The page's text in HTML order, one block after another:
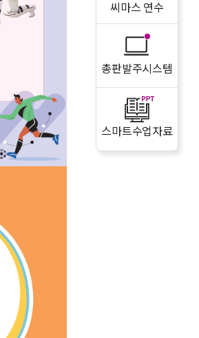
씨마스 연수
총판발주시스템
스마트수업자료